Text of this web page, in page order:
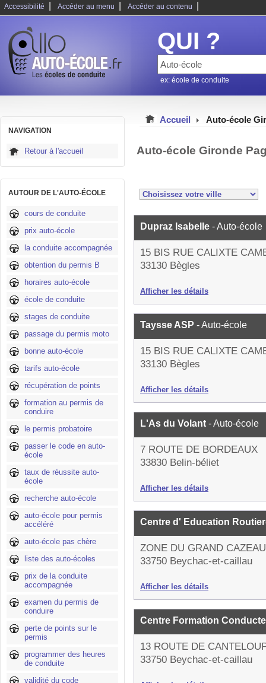
Accessibilité Accéder au menu Accéder au contenu
QUI ?
ex: école de conduite
NAVIGATION
Retour à l'accueil
AUTOUR DE L'AUTO-ÉCOLE
cours de conduite
prix auto-école
la conduite accompagnée
obtention du permis B
horaires auto-école
école de conduite
stages de conduite
passage du permis moto
bonne auto-école
tarifs auto-école
récupération de points
formation au permis de
conduire
le permis probatoire
passer le code en auto-
école
taux de réussite auto-
école
recherche auto-école
auto-école pour permis
accéléré
auto-école pas chère
liste des auto-écoles
prix de la conduite
accompagnée
examen du permis de
conduire
perte de points sur le
permis
programmer des heures
de conduite
validité du code
Accueil Auto-école
Auto-école Gironde
Dupraz Isabelle - Auto-école
15 BIS RUE CALIXTE
33130 Bègles
Afficher les détails
Taysse ASP - Auto-école
15 BIS RUE CALIXTE
33130 Bègles
Afficher les détails
L'As du Volant - Auto-école
7 ROUTE DE BORDEAUX
33830 Belin-béliet
Afficher les détails
Centre d' Education
ZONE DU GRAND CAZEAU
33750 Beychac-et-caillau
Afficher les détails
Centre Formation
13 ROUTE DE
33750 Beychac-et-caillau